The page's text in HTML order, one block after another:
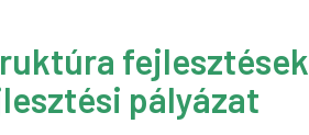
fejlesztések
pályázat